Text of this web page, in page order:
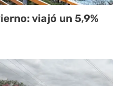
viajó un 5,9%